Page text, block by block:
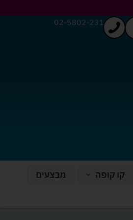
02-5802-231
קו קופה
מבצעים